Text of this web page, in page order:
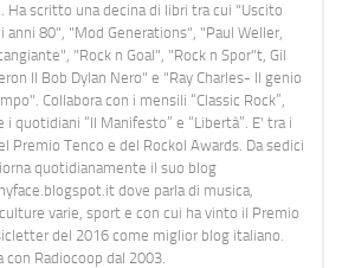
Ha scritto una decina di libri tra cui "Uscito
anni 80", "Mod Generations", "Paul Weller,
"Rock n Goal", "Rock n Spor"t, Gil
Il Bob Dylan Nero" e "Ray Charles- Il genio
Collabora con i mensili “Classic Rock”,
i quotidiani “Il Manifesto” e “Libertà”. E' tra i
Premio Tenco e del Rockol Awards. Da sedici
quotidianamente il suo blog
dove parla di musica,
varie, sport e con cui ha vinto il Premio
del 2016 come miglior blog italiano.
con Radiocoop dal 2003.